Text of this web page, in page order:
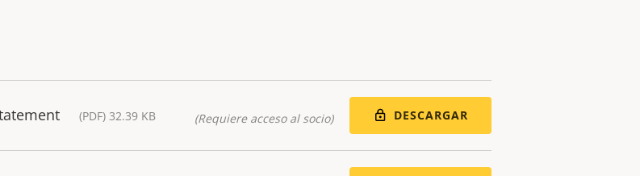
(PDF) 32.39 KB (Requiere acceso al socio) DESCARGAR